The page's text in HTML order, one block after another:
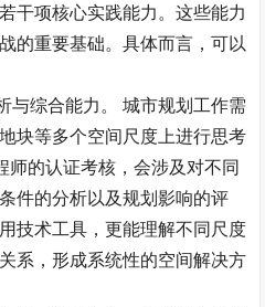
干项核心实践能力。这些能力
的重要基础。具体而言，可以
与综合能力。
城市规划工作需
块等多个空间尺度上进行思考
师的认证考核，会涉及对不同
件的分析以及规划影响的评
技术工具，更能理解不同尺度
系，形成系统性的空间解决方